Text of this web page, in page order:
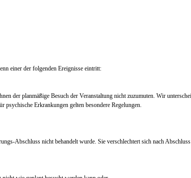
einer der folgenden Ereignisse eintritt:
der planmäßige Besuch der Veranstaltung nicht zuzumuten. Wir
Erkrankungen gelten besondere Regelungen.
Abschluss nicht behandelt wurde. Sie verschlechtert sich nach